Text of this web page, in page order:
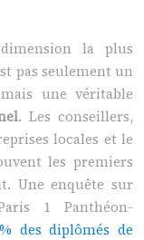
la plus
pas seulement un
une véritable
. Les conseillers,
locales et le
les premiers
Une enquête sur
1 Panthéon-
des diplômés de